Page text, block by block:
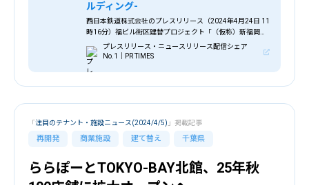
ルディング-
西日本鉄道株式会社のプレスリリース（2024年4月24日 11
時16分）福ビル街区建替プロジェクト「（仮称）新福岡ビ
ル」の正式名称が決定！『ONE FUKUOKA BLDG.』-ワ
ン・フクオカ・ビルディング-
プレスリリース・ニュースリリース配信シェア
No.1｜PR TIMES
再開発 商業施設 建て替え 千葉県
「注目のテナント・施設ニュース(2024/4/5) 」掲載記事
ららぽーとTOKYO-BAY北館、25年秋